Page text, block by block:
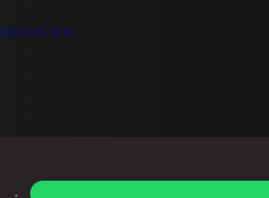
(69) 3341-3210